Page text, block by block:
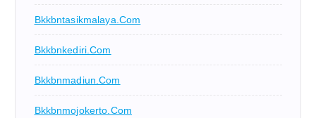
Bkkbntasikmalaya.com
Bkkbnkediri.com
Bkkbnmadiun.com
Bkkbnmojokerto.com